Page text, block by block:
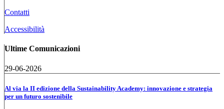
Contatti
Accessibilità
Ultime Comunicazioni
29-06-2026
Al via la II edizione della Sustainability Academy: innovazione e strategia
per un futuro sostenibile